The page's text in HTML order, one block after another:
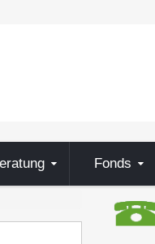
Fonds